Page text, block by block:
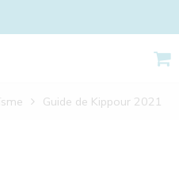
Guide de Kippour 2021